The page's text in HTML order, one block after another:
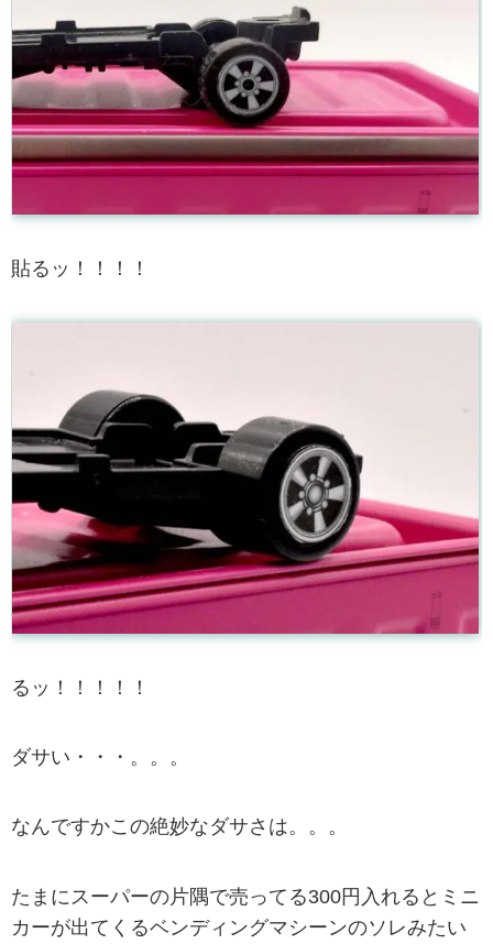
貼るッ！！！！
るッ！！！！！
ダサい・・・。。。
なんですかこの絶妙なダサさは。。。
たまにスーパーの片隅で売ってる300円入れるとミニ
カーが出てくるベンディングマシーンのソレみたい